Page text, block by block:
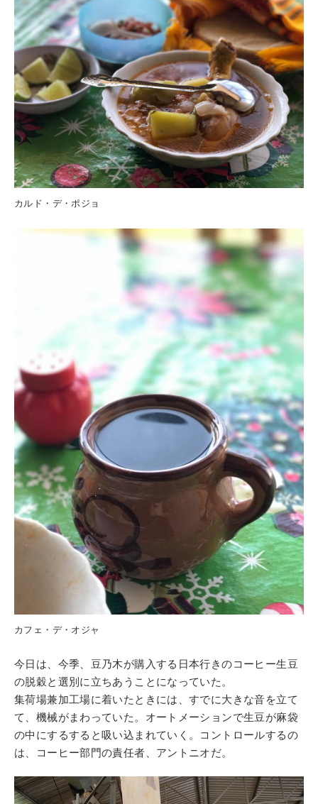
カルド・デ・ポジョ
カフェ・デ・オジャ
今日は、今季、豆乃木が購入する日本行きのコーヒー生豆
の脱穀と選別に立ちあうことになっていた。
集荷場兼加工場に着いたときには、すでに大きな音を立て
て、機械がまわっていた。オートメーションで生豆が麻袋
の中にするすると吸い込まれていく。コントロールするの
は、コーヒー部門の責任者、アントニオだ。